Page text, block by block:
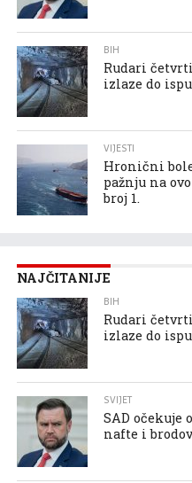
BIH
Rudari
izlaze do
VIJESTI
Hronični
pažnju na
broj 1.
NAJČITANIJE
BIH
Rudari
izlaze do
SVIJET
SAD očekuje
nafte i